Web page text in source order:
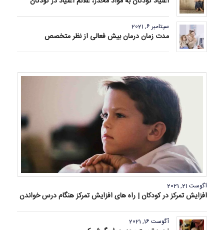
سپتامبر 6, 2021
مدت زمان درمان بیش فعالی از نظر متخصص
آگوست 21, 2021
افزایش تمرکز در کودکان | راه های افزایش تمرکز هنگام درس خواندن
آگوست 16, 2021